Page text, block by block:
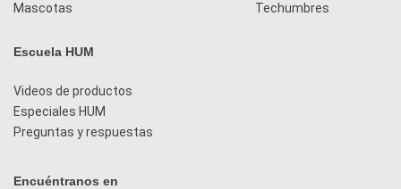
Mascotas
Techumbres
Escuela HUM
Videos de productos
Especiales HUM
Preguntas y respuestas
Encuéntranos en